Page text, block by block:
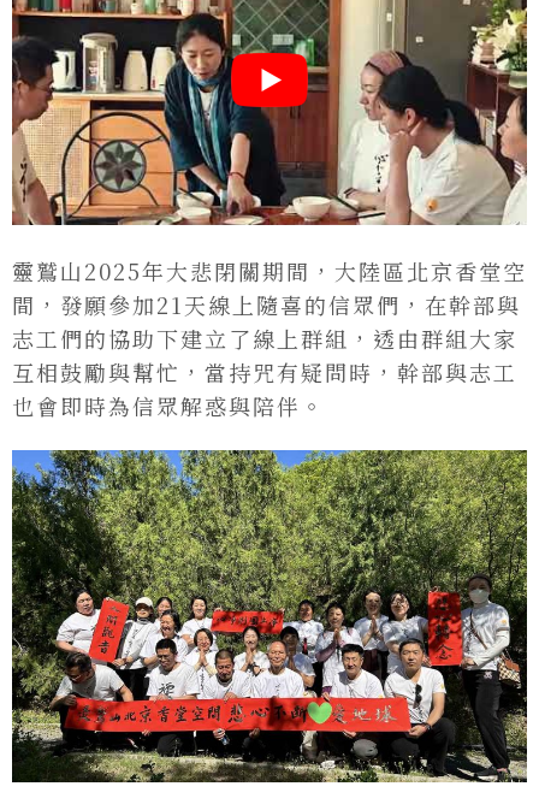
靈鷲山2025年大悲閉關期間，大陸區北京香堂空
間，發願參加21天線上隨喜的信眾們，在幹部與
志工們的協助下建立了線上群組，透由群組大家
互相鼓勵與幫忙，當持咒有疑問時，幹部與志工
也會即時為信眾解惑與陪伴。